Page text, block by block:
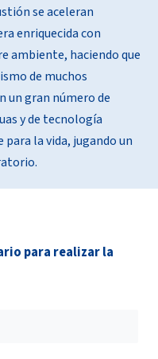
para realizar la
se aceleran
enriquecida con
ambiente, haciendo que
de muchos
un gran número de
y de tecnología
la vida, jugando un